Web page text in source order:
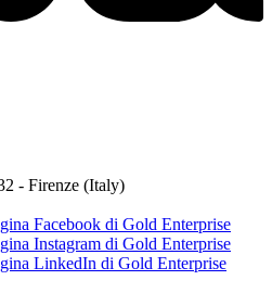
- Firenze (Italy)